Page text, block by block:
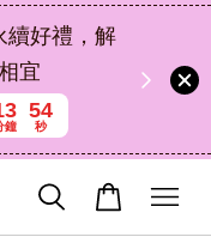
續好禮，解
宜
鐘
53
秒